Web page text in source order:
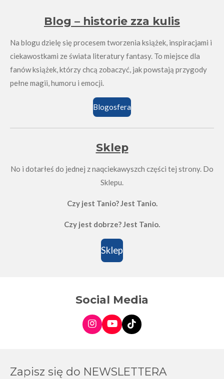
Blog – historie zza kulis
Na blogu dzielę się procesem tworzenia książek, inspiracjami i
ciekawostkami ze świata literatury fantasy. To miejsce dla
fanów książek, którzy chcą zobaczyć, jak powstają przygody
pełne magii, humoru i emocji.
Blogosfera
Sklep
No i dotarłeś do jednej z naqciekawyszch części tej strony. Do
Sklepu.
Czy jest Tanio? Jest Tanio.
Czy jest dobrze? Jest Tanio.
Sklep
Social Media
I
n
g
Y
o
b
T
I
Zapisz się do NEWSLETTERA